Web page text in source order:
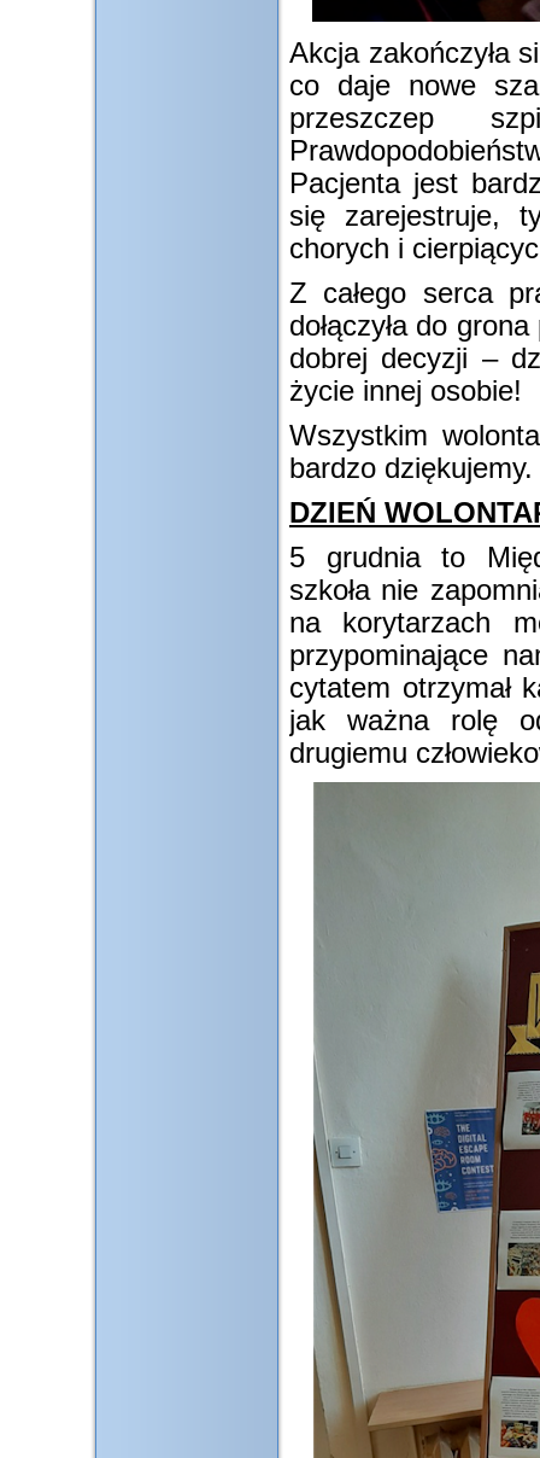
Akcja zakończyła
co daje nowe
przeszczep
Pacjenta jest
się zarejestruje,
chorych i
Z całego serca
dołączyła do
dobrej decyzji –
życie innej osobie!
Wszystkim
bardzo dziękujemy.
DZIEŃ
5 grudnia to
szkoła nie
na korytarzach
przypominające
cytatem otrzymał
jak ważna rolę
drugiemu